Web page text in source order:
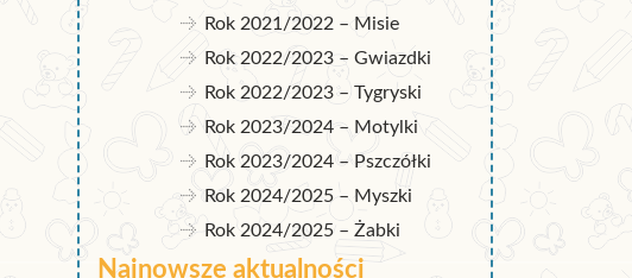
Rok 2021/2022 – Misie
Rok 2022/2023 – Gwiazdki
Rok 2022/2023 – Tygryski
Rok 2023/2024 – Motylki
Rok 2023/2024 – Pszczółki
Rok 2024/2025 – Myszki
Rok 2024/2025 – Żabki
Najnowsze aktualności